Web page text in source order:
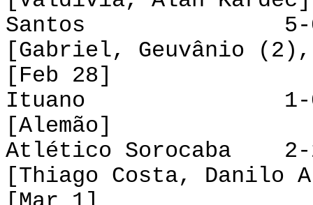
Santos 5-0
[Gabriel, Geuvânio
[Feb 28]
Ituano 1-0
[Alemão]
Atlético Sorocaba 2-
[Thiago Costa, Danilo